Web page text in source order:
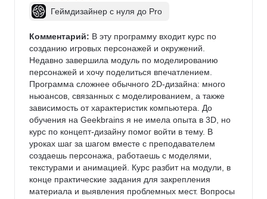
Геймдизайнер с нуля до Pro
Комментарий: В эту программу входит курс по
созданию игровых персонажей и окружений.
Недавно завершила модуль по моделированию
персонажей и хочу поделиться впечатлением.
Программа сложнее обычного 2D-дизайна: много
ньюансов, связанных с моделированием, а также
зависимость от характеристик компьютера. До
обучения на Geekbrains я не имела опыта в 3D, но
курс по концепт-дизайну помог войти в тему. В
уроках шаг за шагом вместе с преподавателем
создаешь персонажа, работаешь с моделями,
текстурами и анимацией. Курс разбит на модули, в
конце практические задания для закрепления
материала и выявления проблемных мест. Вопросы